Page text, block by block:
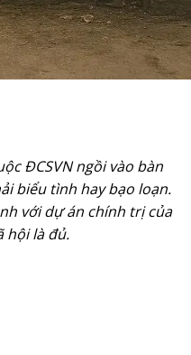
ĐCSVN ngồi vào bàn
biểu tình hay bạo loạn.
với dự án chính trị của
hội là đủ.